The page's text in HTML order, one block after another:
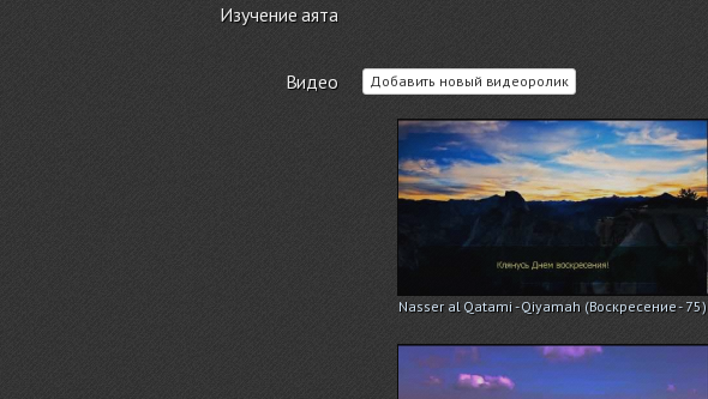
Изучение аята
Видео Добавить новый видеоролик
Nasser al Qatami - Qiyamah (Воскресение - 75)